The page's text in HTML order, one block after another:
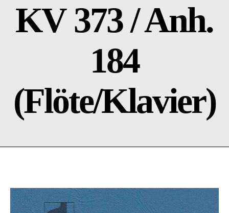
KV 373 / Anh.
184
(Flöte/Klavier)